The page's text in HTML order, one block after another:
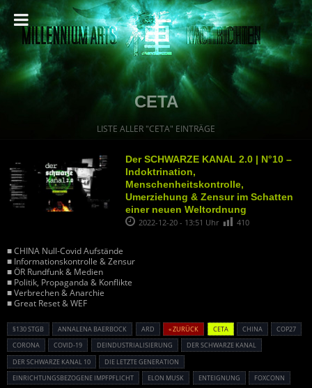
CETA
LISTE ALLER "CETA" EINTRÄGE
Der SCHWARZE KANAL 2.0 | N°10 –
Indoktrination,
Menschenheitskontrolle,
Umerziehung & Zensur im Schatten
einer neuen Weltordnung
2022-12-20 - 13:51 Uhr 410
■ CHINA Null-Covid Aufstände
■ Informationskontrolle & Zensur
■ ÖR Rundfunk & Medien
■ Politik, Propaganda & Konflikte
■ Verbrechen & Anarchie
■ Great Reset & WEF
§130 STGB ANNALENA BAERBOCK ARD « ZURÜCK CETA CHINA
COP27
CORONA
COVID-19 DEINDUSTRIALISIERUNG
DER SCHWARZE KANAL
DER SCHWARZE KANAL 10
DIE LETZTE GENERATION
EINRICHTUNGSBEZOGENE IMPFPFLICHT
ELON MUSK ENTEIGNUNG
FOXCONN